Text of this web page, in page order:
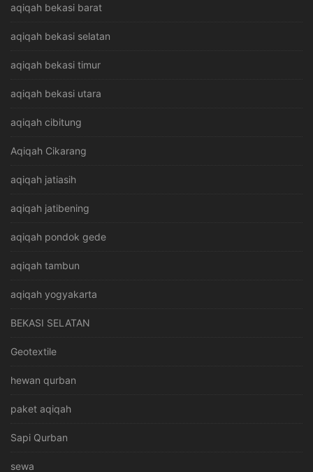
aqiqah bekasi barat
aqiqah bekasi selatan
aqiqah bekasi timur
aqiqah bekasi utara
aqiqah cibitung
Aqiqah Cikarang
aqiqah jatiasih
aqiqah jatibening
aqiqah pondok gede
aqiqah tambun
aqiqah yogyakarta
BEKASI SELATAN
Geotextile
hewan qurban
paket aqiqah
Sapi Qurban
sewa